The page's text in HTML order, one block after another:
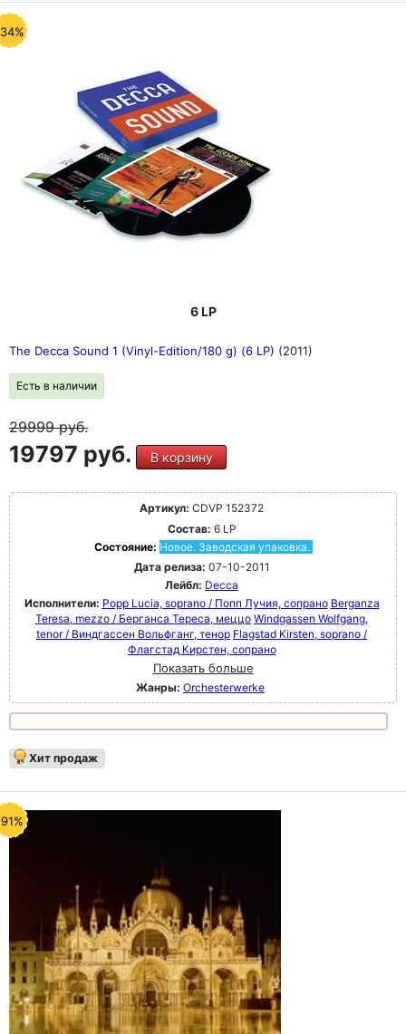
6 LP
The Decca Sound 1 (Vinyl-Edition/180 g) (6 LP) (2011)
Есть в наличии
29999руб.
19797 руб. В корзину
Артикул: CDVP 152372
Состав: 6 LP
Состояние: Новое. Заводская упаковка.
Дата релиза: 07-10-2011
Лейбл: Decca
Исполнители: Popp Lucia, soprano / Попп Лучия, сопрано Berganza
Teresa, mezzo / Берганса Тереса, меццо Windgassen Wolfgang,
tenor / Виндгассен Вольфганг, тенор Flagstad Kirsten, soprano /
Флагстад Кирстен, сопрано
Показать больше
Жанры: Orchesterwerke
Хит продаж